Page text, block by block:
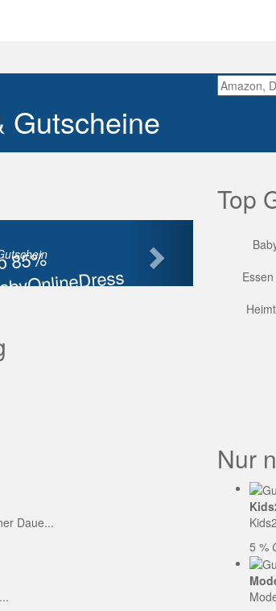
Gutscheine
85%
ZEIGE CODE
Top
Daue...
Nur
5 %